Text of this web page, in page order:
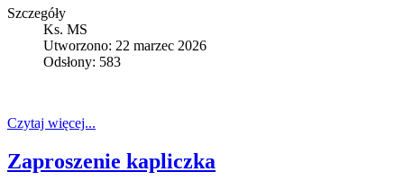
Szczegóły
Ks. MS
Utworzono: 22 marzec 2026
Odsłony: 583
Czytaj więcej...
Zaproszenie kapliczka